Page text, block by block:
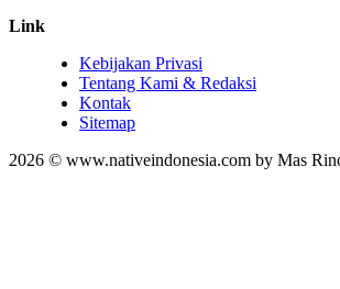
Link
Kebijakan Privasi
Tentang Kami & Redaksi
Kontak
Sitemap
2026 © www.nativeindonesia.com by Mas